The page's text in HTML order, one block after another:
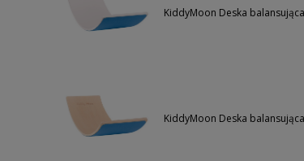
KiddyMoon Deska
KiddyMoon Deska